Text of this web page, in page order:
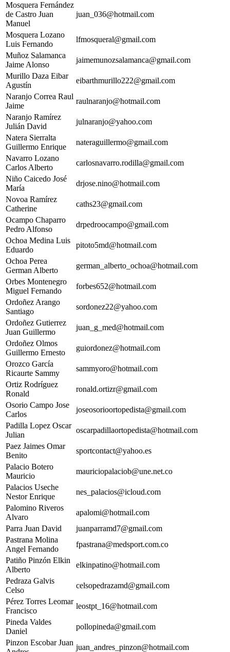
Mosquera Fernández
de Castro Juan
Manuel
juan_036@hotmail.com
Mosquera Lozano
Luis Fernando
lfmosqueral@gmail.com
Muñoz Salamanca
Jaime Alonso
jaimemunozsalamanca@gmail.com
Murillo Daza Eibar
Agustín
eibarthmurillo222@gmail.com
Naranjo Correa Raul
Jaime
raulnaranjo@hotmail.com
Naranjo Ramírez
Julián David
julnaranjo@yahoo.com
Natera Sierralta
Guillermo Enrique
nateraguillermo@gmail.com
Navarro Lozano
Carlos Alberto
carlosnavarro.rodilla@gmail.com
Niño Caicedo José
María
drjose.nino@hotmail.com
Novoa Ramírez
Catherine
caths23@gmail.com
Ocampo Chaparro
Pedro Alfonso
drpedroocampo@gmail.com
Ochoa Medina Luis
Eduardo
pitoto5md@hotmail.com
Ochoa Perea
German Alberto
german_alberto_ochoa@hotmail.com
Orbes Montenegro
Miguel Fernando
forbes652@hotmail.com
Ordoñez Arango
Santiago
sordonez22@yahoo.com
Ordoñez Gutierrez
Juan Guillermo
juan_g_med@hotmail.com
Ordoñez Olmos
Guillermo Ernesto
guiordonez@hotmail.com
Orozco García
Ricaurte Sammy
sammyoro@hotmail.com
Ortiz Rodríguez
Ronald
ronald.ortizr@gmail.com
Osorio Campo Jose
Carlos
joseosorioortopedista@gmail.com
Padilla Lopez Oscar
Julian
oscarpadillaortopedista@hotmail.com
Paez Jaimes Omar
Benito
sportcontact@yahoo.es
Palacio Botero
Mauricio
mauriciopalaciob@une.net.co
Palacios Useche
Nestor Enrique
nes_palacios@icloud.com
Palomino Riveros
Alvaro
apalomi@hotmail.com
Parra Juan David
juanparramd7@gmail.com
Pastrana Molina
Angel Fernando
fpastrana@medsport.com.co
Patiño Pinzón Elkin
Alberto
elkinpatino@hotmail.com
Pedraza Galvis
Celso
celsopedrazamd@gmail.com
Pérez Torres Leomar
Francisco
leostpt_16@hotmail.com
Pineda Valdes
Daniel
pollopineda@gmail.com
Pinzon Escobar Juan
juan_andres_pinzon@hotmail.com